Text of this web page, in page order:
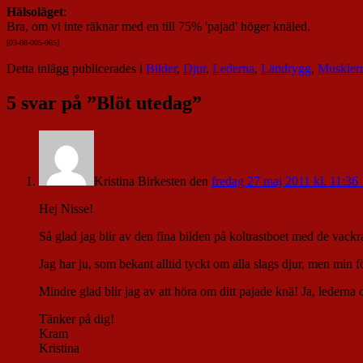
Hälsoläget:
Bra, om vi inte räknar med en till 75% 'pajad' höger knäled.
[03-08-005-065]
Detta inlägg publicerades i Bilder, Djur, Lederna, Ländrygg,
5 svar på ”Blöt utedag”
Kristina Birkesten den fredag 27 maj 2011 kl. 11:36
Hej Nisse!
Så glad jag blir av den fina bilden på koltrastboet med de
Jag har ju, som bekant alltid tyckt om alla slags djur, men
Mindre glad blir jag av att höra om ditt pajade knä! Ja,
Tänker på dig!
Kram
Kristina